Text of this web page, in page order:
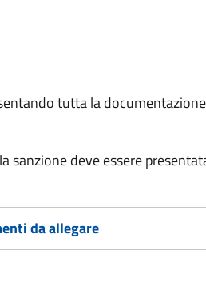
tutta la
sanzione deve essere
da allegare